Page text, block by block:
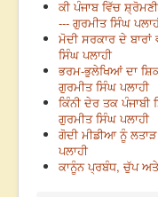
ਕੀ ਪੰਜਾਬ ਵਿੱਚ
--- ਗੁਰਮੀਤ ਸਿੰਘ
ਮੋਦੀ ਸਰਕਾਰ ਦੇ
ਸਿੰਘ ਪਲਾਹੀ
ਭਰਮ-ਭੁਲੇਖਿਆਂ ਦਾ
ਗੁਰਮੀਤ ਸਿੰਘ ਪਲਾਹੀ
ਕਿੰਨੀ ਦੇਰ ਤਕ
ਗੁਰਮੀਤ ਸਿੰਘ ਪਲਾਹੀ
ਗੋਦੀ ਮੀਡੀਆ ਨੂੰ
ਪਲਾਹੀ
ਕਾਨੂੰਨ ਪ੍ਰਬੰਧ, ਚੁੱਪ